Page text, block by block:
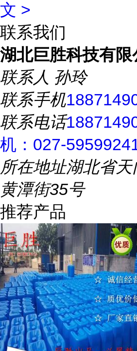
文 >
联系我们
湖北巨胜科技有限
联系人 孙玲
联系手机
联系电话
机：027-
所在地址湖北省天
黄潭街35号
推荐产品